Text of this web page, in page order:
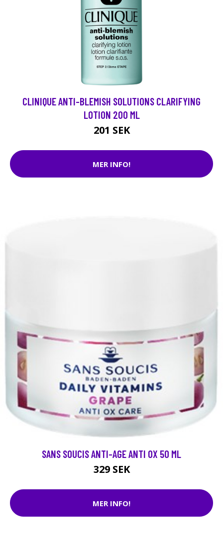
CLINIQUE ANTI-BLEMISH SOLUTIONS CLARIFYING
LOTION 200 ML
201 SEK
MER INFO!
SANS SOUCIS ANTI-AGE ANTI OX 50 ML
329 SEK
MER INFO!